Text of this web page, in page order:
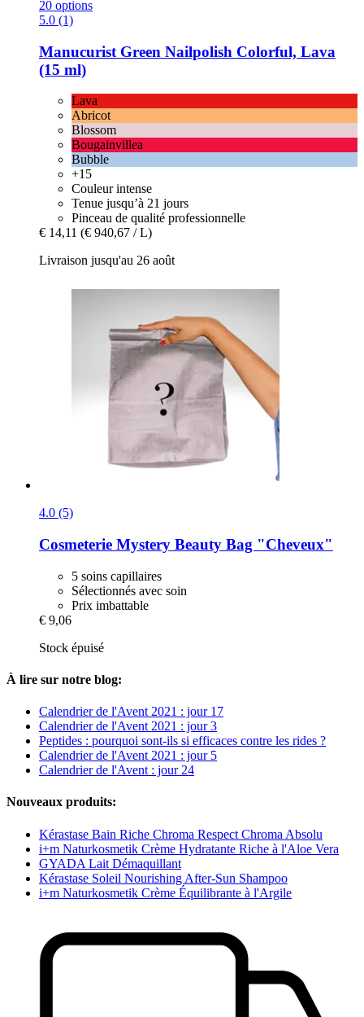
20 options
5.0 (1)
Manucurist Green Nailpolish Colorful, Lava
(15 ml)
Lava
Abricot
Blossom
Bougainvillea
Bubble
+15
Couleur intense
Tenue jusqu’à 21 jours
Pinceau de qualité professionnelle
€ 14,11 (€ 940,67 / L)
Livraison jusqu'au 26 août
4.0 (5)
Cosmeterie Mystery Beauty Bag "Cheveux"
5 soins capillaires
Sélectionnés avec soin
Prix imbattable
€ 9,06
Stock épuisé
À lire sur notre blog:
Calendrier de l'Avent 2021 : jour 17
Calendrier de l'Avent 2021 : jour 3
Peptides : pourquoi sont-ils si efficaces contre les rides ?
Calendrier de l'Avent 2021 : jour 5
Calendrier de l'Avent : jour 24
Nouveaux produits:
Kérastase Bain Riche Chroma Respect Chroma Absolu
i+m Naturkosmetik Crème Hydratante Riche à l'Aloe Vera
GYADA Lait Démaquillant
Kérastase Soleil Nourishing After-Sun Shampoo
i+m Naturkosmetik Crème Équilibrante à l'Argile